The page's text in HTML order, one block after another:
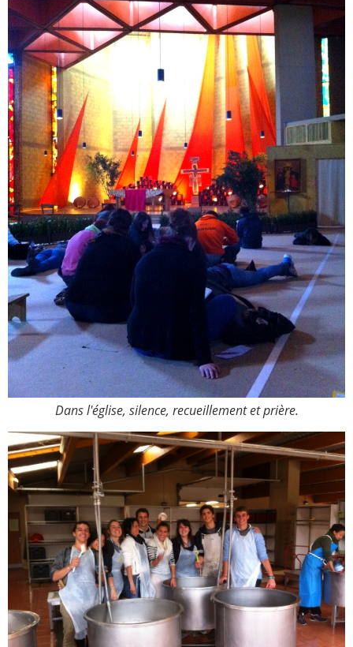
Dans l'église, silence, recueillement et prière.